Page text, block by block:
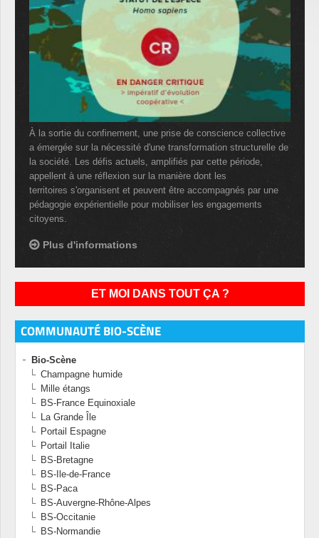
À la sortie du confinement, une prise de conscience collective
a émergée sur la nécessité d'une transformation structurelle de
la société. Les défis actuels, amplifiés par cette période,
appellent à une réflexion sur la manière dont les
territoires s'organisent et peuvent être accompagnés par une
pédagogie expérientielle pour mobiliser les engagements
citoyens.
Plus d'informations
ET MOI DANS TOUT ÇA ?
COMMUNAUTÉ BIO-SCÈNE
Bio-Scène
Champagne humide
Mille étangs
BS-France Equinoxiale
La Grande Île
Portail Espagne
Portail Italie
BS-Bretagne
BS-Ile-de-France
BS-Paca
BS-Auvergne-Rhône-Alpes
BS-Occitanie
BS-Normandie